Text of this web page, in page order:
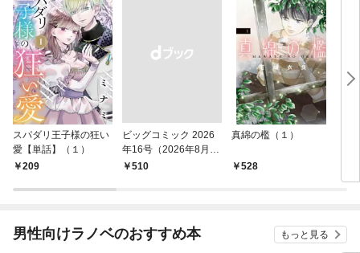
スパダリ王子様の狂い
愛【単話】（１）
209
ビッグコミック 2026
年16号（2026年8月7
日発売）
￥510
真綿の檻（１）
528
男性向けラノベのおすすめ本 もっと見る